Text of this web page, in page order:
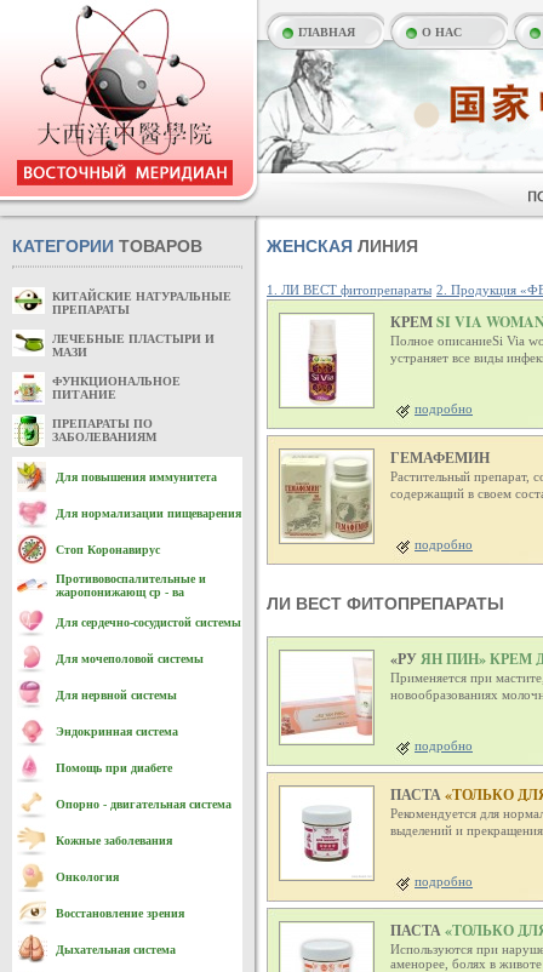
ГЛАВНАЯ О НАС
КАТЕГОРИИ ТОВАРОВ
КИТАЙСКИЕ НАТУРАЛЬНЫЕ
ПРЕПАРАТЫ
ЛЕЧЕБНЫЕ ПЛАСТЫРИ И
МАЗИ
ФУНКЦИОНАЛЬНОЕ
ПИТАНИЕ
ПРЕПАРАТЫ ПО
ЗАБОЛЕВАНИЯМ
Для повышения иммунитета
Для нормализации пищеварения
Стоп Коронавирус
Противовоспалительные и
жаропонижающ ср - ва
Для сердечно-cосудистой системы
Для мочеполовой системы
Для нервной системы
Эндокринная система
Помощь при диабете
Опорно - двигательная система
Кожные заболевания
Онкология
Восстановление зрения
Дыхательная система
ЖЕНСКАЯ ЛИНИЯ
1. ЛИ ВЕСТ фитопрепараты 2. Продукция
КРЕМSI VIA
Полное описаниеSi Via
устраняет все виды
подробно
ГЕМАФЕМИН
Растительный препарат,
содержащий в своем
подробно
ЛИ ВЕСТ ФИТОПРЕПАРАТЫ
«РУЯН ПИН» КРЕМ
Применяется при
новообразованиях
подробно
ПАСТА«ТОЛЬКО
Рекомендуется для
выделений и
подробно
ПАСТА«ТОЛЬКО
Используются при
аменорее, болях в